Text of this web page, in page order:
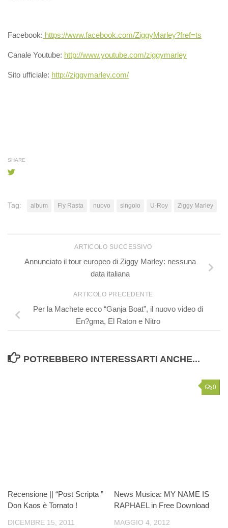
Facebook: https://www.facebook.com/ZiggyMarley?fref=ts
Canale Youtube: http://www.youtube.com/ziggymarley
Sito ufficiale: http://ziggymarley.com/
SHARE
Tag: album Fly Rasta nuovo singolo U-Roy Ziggy Marley
ARTICOLO SUCCESSIVO
Annunciato il tour europeo di Ziggy Marley: nessuna
data italiana
ARTICOLO PRECEDENTE
Per la Machete ecco “Ganja Boat”, il nuovo video di
En?gma, El Raton e Nitro
POTREBBERO INTERESSARTI ANCHE...
Recensione || “Post Scripta ”
Don Kaos è Tornato !
DICEMBRE 15, 2011
0
News Musica: MY NAME IS
RAPHAEL in Free Download
MAGGIO 4, 2012